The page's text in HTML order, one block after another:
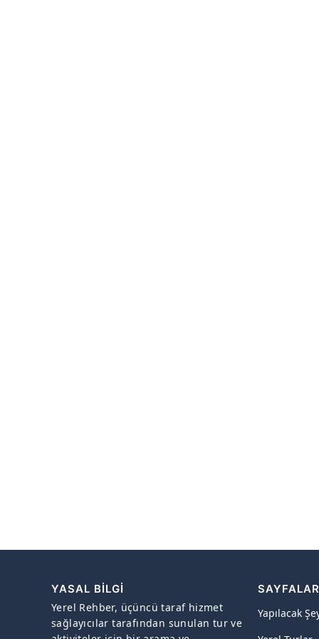
YASAL BILGI
Yerel Rehber, üçüncü taraf hizmet
sağlayıcılar tarafından sunulan tur ve
SAYFALAR
Yapılacak